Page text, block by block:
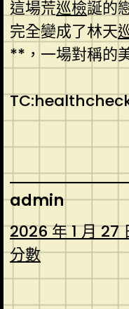
這場荒巡檢誕的
完全變成了林天
**，一場對稱的
admin
2026 年 1 月 27
分數